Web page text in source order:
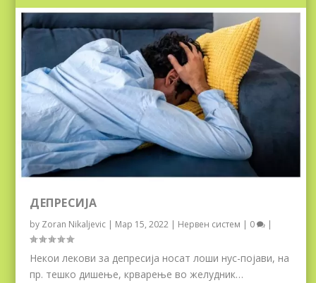
ДЕПРЕСИЈА
by Zoran Nikaljevic | Мар 15, 2022 | Нервен систем | 0 |
Некои лекови за депресија носат лоши нус-појави, на
пр. тешко дишење, крварење во желудник…